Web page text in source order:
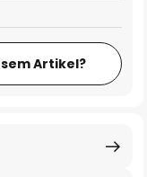
Artikel?